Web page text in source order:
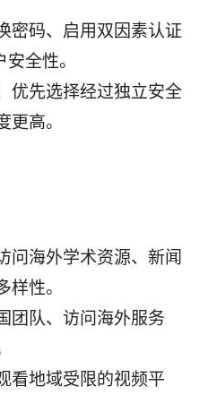
密码、启用双因素认证
全性。
优先选择经过独立安全
高。
问海外学术资源、新闻
性。
团队、访问海外服务
看地域受限的视频平